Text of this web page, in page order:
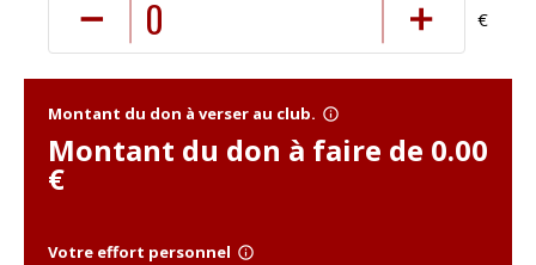
€
Montant du don à verser au club. info_outline
Montant du don à faire de 0.00
€
Votre effort personnel info_outline